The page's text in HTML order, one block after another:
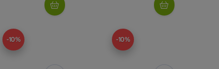
-10% -10%